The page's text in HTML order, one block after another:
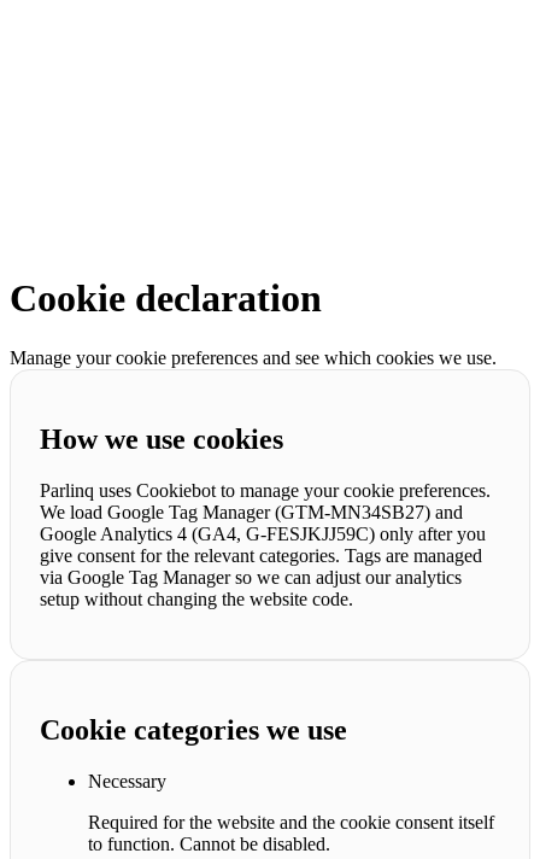
Cookie declaration
Manage your cookie preferences and see which cookies we use.
How we use cookies
Parlinq uses Cookiebot to manage your cookie preferences.
We load Google Tag Manager (GTM-MN34SB27) and
Google Analytics 4 (GA4, G-FESJKJJ59C) only after you
give consent for the relevant categories. Tags are managed
via Google Tag Manager so we can adjust our analytics
setup without changing the website code.
Cookie categories we use
Necessary
Required for the website and the cookie consent itself
to function. Cannot be disabled.